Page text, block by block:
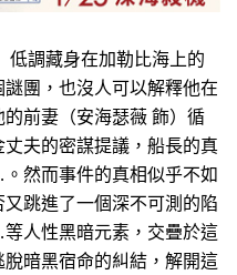
低調藏身在加勒比海上的
團，也沒人可以解釋他在
前妻（安海瑟薇 飾）循
夫的密謀提議，船長的真
然而事件的真相似乎不如
跳進了一個深不可測的陷
人性黑暗元素，交疊於這
暗黑宿命的糾結，解開這